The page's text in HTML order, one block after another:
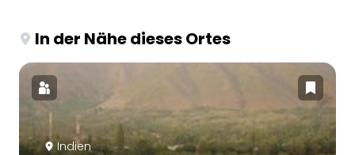
In der Nähe dieses Ortes
Indien